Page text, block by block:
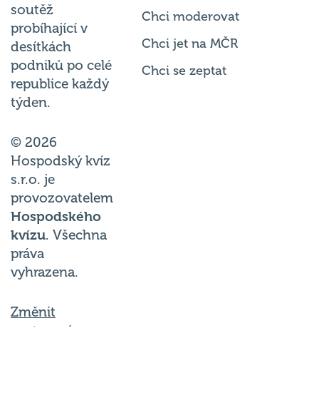
soutěž
probíhající v
desítkách
podniků po celé
republice každý
týden.
© 2026
Hospodský kvíz
s.r.o. je
provozovatelem
Hospodského
kvízu. Všechna
práva
vyhrazena.
Změnit
nastavení
Chci moderovat
Chci jet na MČR
Chci se zeptat